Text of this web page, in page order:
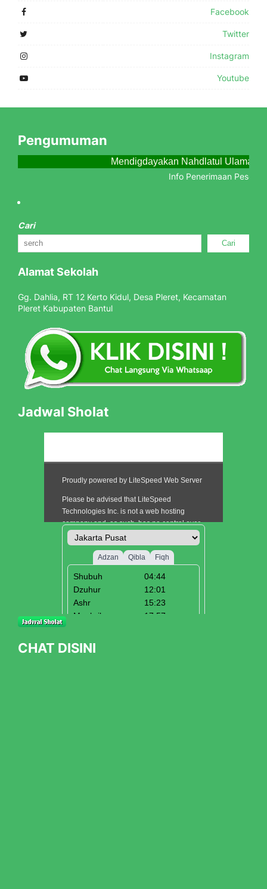
Facebook
Twitter
Instagram
Youtube
Pengumuman
Mendigdayakan Nahdlatul Ulama
Info Penerimaan Peserta
Cari
Cari
Alamat Sekolah
Gg. Dahlia, RT 12 Kerto Kidul, Desa Pleret, Kecamatan
Pleret Kabupaten Bantul
Jadwal Sholat
CHAT DISINI